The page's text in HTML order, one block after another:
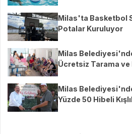
Milas'ta Basketbol
Potalar Kuruluyor
Milas
Ücretsiz Tarama ve
Milas
Yüzde 50 Hibeli